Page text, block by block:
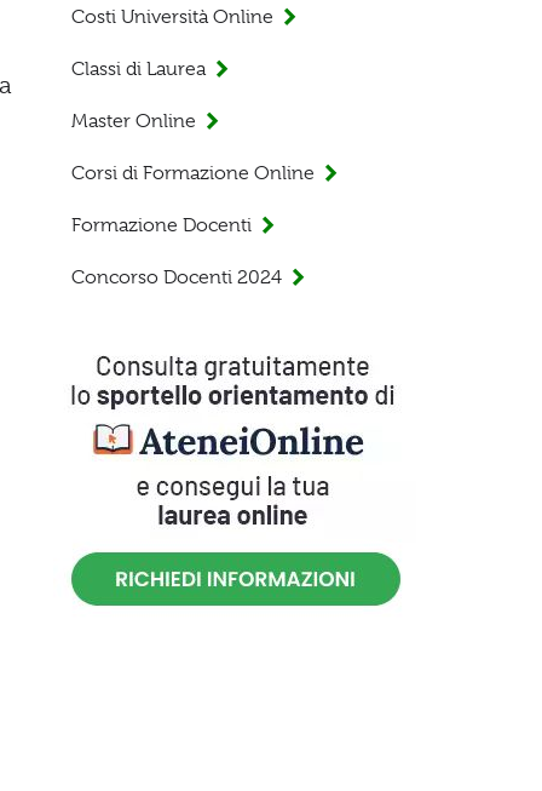
Costi Università Online
Classi di Laurea
Master Online
Corsi di Formazione Online
Formazione Docenti
Concorso Docenti 2024